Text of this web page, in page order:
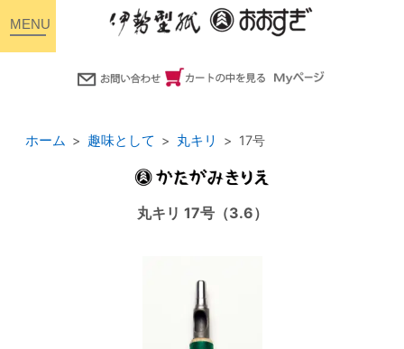
ホーム 趣味として 丸キリ 17号
丸キリ 17号（3.6）
toggle
navigation